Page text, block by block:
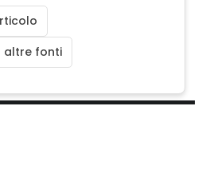
altre fonti